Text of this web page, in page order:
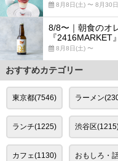
8月8日(土) 〜 8月30
8/8〜｜朝食のオ
『2416MARKET
8月8日(土) 〜
おすすめカテゴリー
東京都(7546) ラーメン
ランチ(1225) 渋谷区
カフェ(1130) おもしろ・